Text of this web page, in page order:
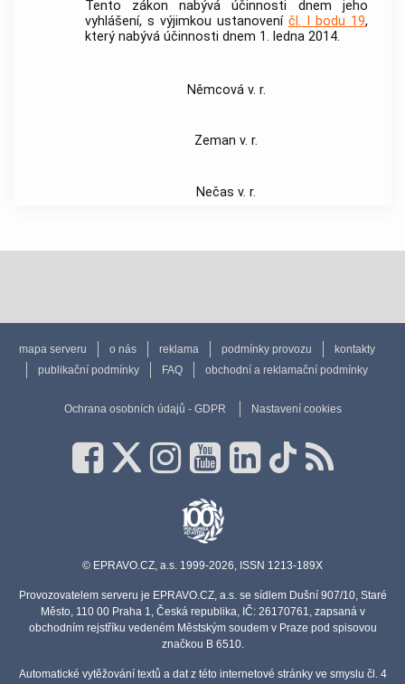
Tento zákon nabývá účinnosti dnem jeho
vyhlášení, s výjimkou ustanovení čl. I bodu 19,
který nabývá účinnosti dnem 1. ledna 2014.
Němcová v. r.
Zeman v. r.
Nečas v. r.
mapa serveru o nás reklama podmínky provozu
kontakty
publikační podmínky
FAQ obchodní a reklamační podmínky
Ochrana osobních údajů - GDPR Nastavení cookies
© EPRAVO.CZ, a.s. 1999-2026, ISSN 1213-189X
Provozovatelem serveru je EPRAVO.CZ, a.s. se sídlem Dušní 907/10, Staré
Město, 110 00 Praha 1, Česká republika, IČ: 26170761, zapsaná v
obchodním rejstříku vedeném Městským soudem v Praze pod spisovou
značkou B 6510.
Automatické vytěžování textů a dat z této internetové stránky ve smyslu čl. 4